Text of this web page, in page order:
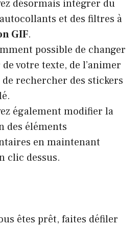
désormais intégrer du
et des filtres à
GIF.
possible de changer
votre texte, de l’animer
rechercher des stickers
également modifier la
des éléments
en maintenant
clic dessus.
êtes prêt, faites défiler